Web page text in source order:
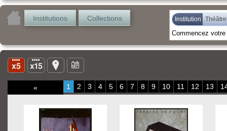
Institutions Collections Institution
« 1 2 3 4 5 6 7 8 9 10 11 12 13